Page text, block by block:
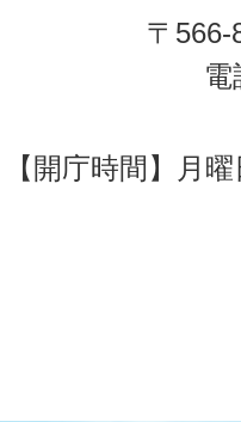
〒
電
【開庁時間】月